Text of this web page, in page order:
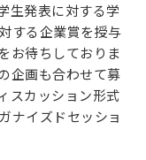
生発表に対する学
する企業賞を授与
お待ちしておりま
企画も合わせて募
スカッション形式
ナイズドセッショ